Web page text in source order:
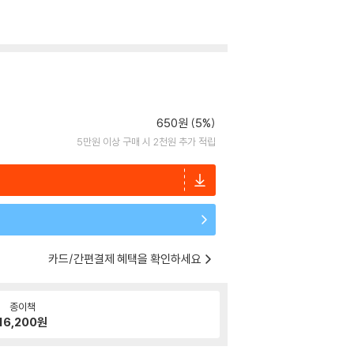
650원 (5%)
5만원 이상 구매 시 2천원 추가 적립
카드/간편결제 혜택을 확인하세요
종이책
원